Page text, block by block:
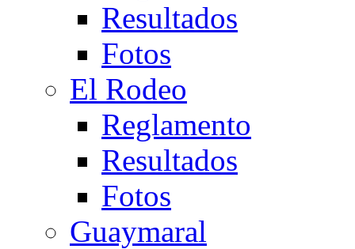
Resultados
Fotos
El Rodeo
Reglamento
Resultados
Fotos
Guaymaral